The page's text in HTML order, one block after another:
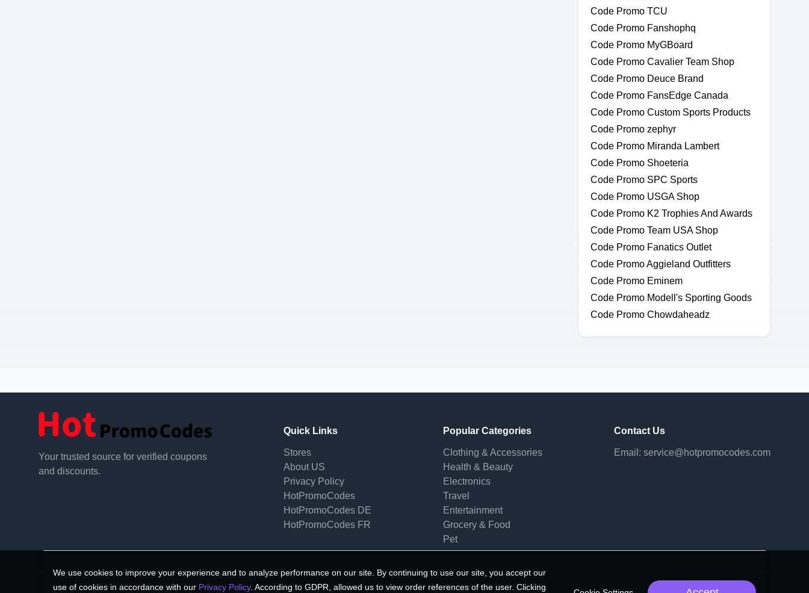
Code Promo TCU
Code Promo Fanshophq
Code Promo MyGBoard
Code Promo Cavalier Team Shop
Code Promo Deuce Brand
Code Promo FansEdge Canada
Code Promo Custom Sports Products
Code Promo zephyr
Code Promo Miranda Lambert
Code Promo Shoeteria
Code Promo SPC Sports
Code Promo USGA Shop
Code Promo K2 Trophies And Awards
Code Promo Team USA Shop
Code Promo Fanatics Outlet
Code Promo Aggieland Outfitters
Code Promo Eminem
Code Promo Modell's Sporting Goods
Code Promo Chowdaheadz
Your trusted source for verified coupons
and discounts.
Quick Links
Stores
About US
Privacy Policy
HotPromoCodes
HotPromoCodes DE
HotPromoCodes FR
Popular Categories
Clothing & Accessories
Health & Beauty
Electronics
Travel
Entertainment
Grocery & Food
Pet
Contact Us
Email: service@hotpromocodes.com
We use cookies to improve your experience and to analyze performance on our site. By continuing to use our site, you accept our
use of cookies in accordance with our Privacy Policy. According to GDPR, allowed us to view order references of the user. Clicking